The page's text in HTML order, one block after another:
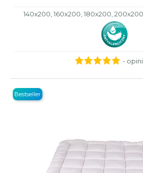
140x200, 160x200, 180x200,
-
Bestseller